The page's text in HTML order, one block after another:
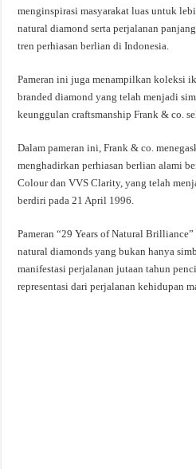
menginspirasi masyarakat luas untuk
natural diamond serta perjalanan
tren perhiasan berlian di Indonesia.
Pameran ini juga menampilkan koleksi
branded diamond yang telah menjadi
keunggulan craftsmanship Frank & co.
Dalam pameran ini, Frank & co.
menghadirkan perhiasan berlian alami
Colour dan VVS Clarity, yang telah
berdiri pada 21 April 1996.
Pameran “29 Years of Natural
natural diamonds yang bukan hanya
manifestasi perjalanan jutaan tahun
representasi dari perjalanan kehidupan